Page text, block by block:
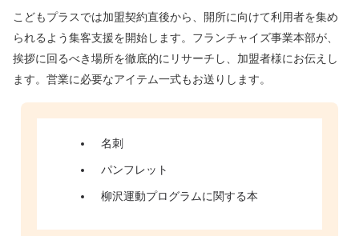
こどもプラスでは加盟契約直後から、開所に向けて利用者を集め
られるよう集客支援を開始します。フランチャイズ事業本部が、
挨拶に回るべき場所を徹底的にリサーチし、加盟者様にお伝えし
ます。営業に必要なアイテム一式もお送りします。
名刺
パンフレット
柳沢運動プログラムに関する本